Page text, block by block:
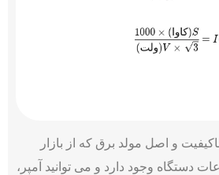
و اصل مولد برق که از بازار
دستگاه وجود دارد و می توانید آمپر،